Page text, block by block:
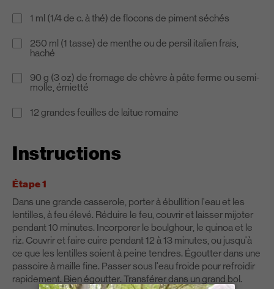
1 ml (1/4 de c. à thé) de flocons de piment séchés
250 ml (1 tasse) de menthe ou de persil italien frais,
haché
90 g (3 oz) de fromage de chèvre à pâte ferme ou semi-
molle, émietté
12 grandes feuilles de laitue romaine
Instructions
Étape 1
Dans une grande casserole, porter à ébullition l'eau et les
lentilles, à feu élevé. Réduire le feu, couvrir et laisser mijoter
pendant 10 minutes. Incorporer le boulghour, le quinoa et le
riz. Couvrir et faire cuire pendant 12 à 13 minutes, ou jusqu'à
ce que les lentilles soient à peine tendres. Égoutter dans une
passoire à maille fine. Passer sous l'eau froide pour refroidir
rapidement. Bien égoutter. Transférer dans un grand bol.